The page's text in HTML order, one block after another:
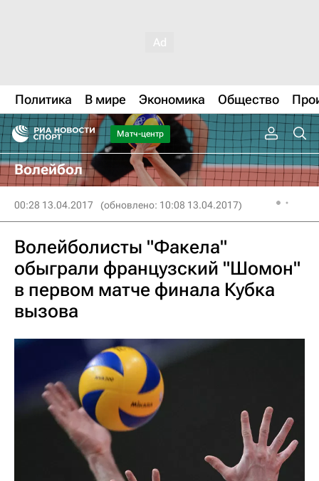
Политика В мире Экономика Общество
Матч-центр
Волейбол
00:28 13.04.2017 (обновлено: 10:08 13.04.2017)
Волейболисты "Факела"
обыграли французский "Шомон"
в первом матче финала Кубка
вызова